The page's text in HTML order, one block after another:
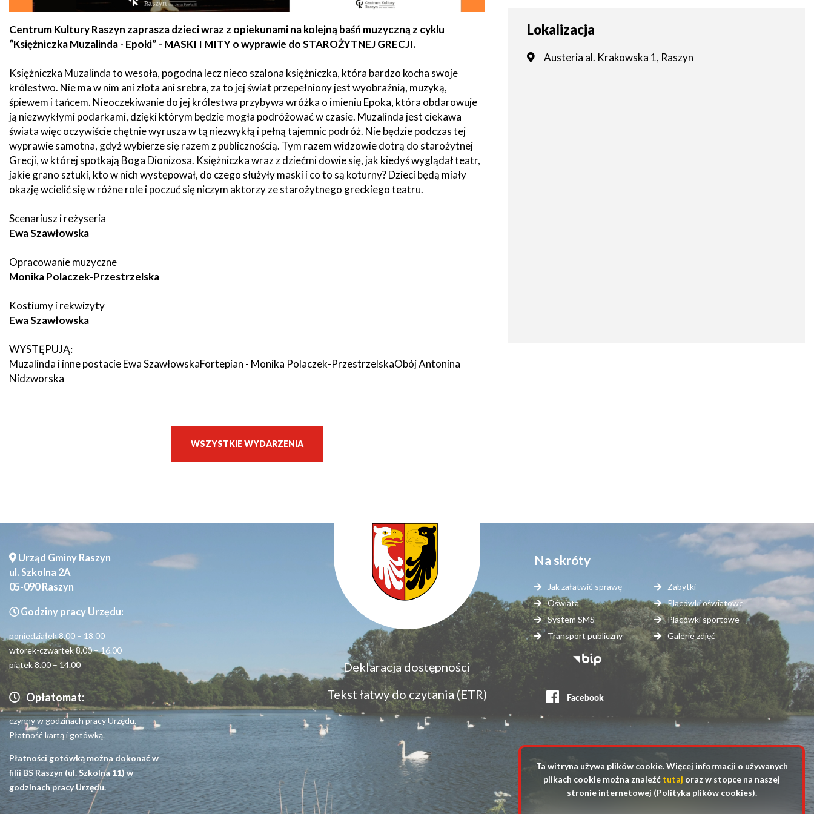
Ochrona
Środowiska
i
Gospodarka
Oświata
Zgłaszanie
awarii
System
SMS
społeczne
Planowane
wyłączenia
Seniorzy
open
in
Zamówienia
Publiczne
Eko
Raszyn
Dostępność
Język
migowy
w
Urzędzie
zdrowotne
Organizacje
pozarządowe
Policja
Jednostki
OSP
Parafie
Publikacje
Centrum Kultury Raszyn zaprasza dzieci wraz z opiekunami na kolejną baśń muzyczną z cyklu
“Księżniczka Muzalinda - Epoki” - MASKI I MITY o wyprawie do STAROŻYTNEJ GRECJI.
Księżniczka Muzalinda to wesoła, pogodna lecz nieco szalona księżniczka, która bardzo kocha swoje
królestwo. Nie ma w nim ani złota ani srebra, za to jej świat przepełniony jest wyobraźnią, muzyką,
śpiewem i tańcem. Nieoczekiwanie do jej królestwa przybywa wróżka o imieniu Epoka, która obdarowuje
ją niezwykłymi podarkami, dzięki którym będzie mogła podróżować w czasie. Muzalinda jest ciekawa
świata więc oczywiście chętnie wyrusza w tą niezwykłą i pełną tajemnic podróż. Nie będzie podczas tej
wyprawie samotna, gdyż wybierze się razem z publicznością. Tym razem widzowie dotrą do starożytnej
Grecji, w której spotkają Boga Dionizosa. Księżniczka wraz z dziećmi dowie się, jak kiedyś wyglądał teatr,
jakie grano sztuki, kto w nich występował, do czego służyły maski i co to są koturny? Dzieci będą miały
okazję wcielić się w różne role i poczuć się niczym aktorzy ze starożytnego greckiego teatru.
Scenariusz i reżyseria
Ewa Szawłowska
Opracowanie muzyczne
Monika Polaczek-Przestrzelska
Kostiumy i rekwizyty
Ewa Szawłowska
WYSTĘPUJĄ:
Muzalinda i inne postacie Ewa SzawłowskaFortepian - Monika Polaczek-PrzestrzelskaObój Antonina
Nidzworska
WSZYSTKIE WYDARZENIA
Lokalizacja
Austeria al. Krakowska 1, Raszyn
Urząd Gminy Raszyn
ul. Szkolna 2A
05-090 Raszyn
Godziny pracy Urzędu:
poniedziałek 8.00 – 18.00
wtorek-czwartek 8.00 – 16.00
piątek 8.00 – 14.00
Opłatomat:
czynny w godzinach pracy Urzędu.
Płatność kartą i gotówką.
Płatności gotówką można dokonać w
filii BS Raszyn (ul. Szkolna 11) w
godzinach pracy Urzędu.
dostępność
Deklaracja dostępności
Tekst łatwy do czytania (ETR)
Na skróty
Jak załatwić sprawę
Oświata
System SMS
Transport publiczny
Zabytki
Placówki oświatowe
Placówki sportowe
Galerie zdjęć
Stopka
serwisy
zewnętrzne
Ta witryna używa plików cookie. Więcej informacji o używanych
plikach cookie można znaleźć tutaj oraz w stopce na naszej
stronie internetowej (Polityka plików cookies).